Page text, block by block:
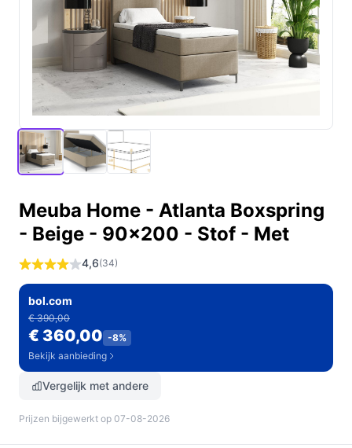
Meuba Home - Atlanta Boxspring
- Beige - 90x200 - Stof - Met
4,6(34)
bol.com
€ 390,00
€ 360,00 -8%
Bekijk aanbieding
Vergelijk met andere
Prijzen bijgewerkt op 07-08-2026